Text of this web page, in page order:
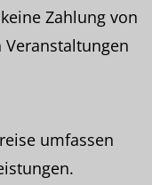
Zahlung von
umfassen